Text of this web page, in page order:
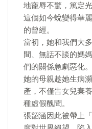
地寵辱不驚，篤定光
這個如今蛻變得華
的曾經。
當初，她和我們大
間、無話不談的媽
們的關係急劇惡化。
她的母親趁她生病
產，不僅告女兒棄
種虛假醜聞。
張韶涵因此被帶上